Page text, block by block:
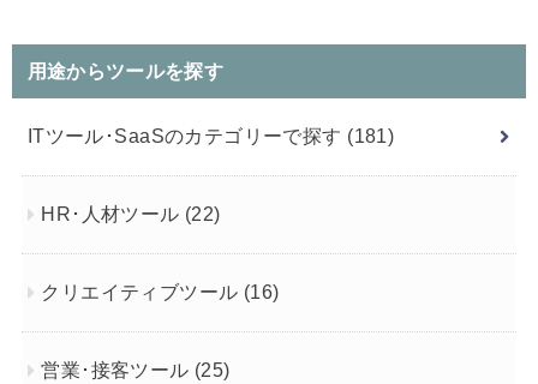
用途からツールを探す
ITツール･SaaSのカテゴリーで探す (181)
HR･人材ツール (22)
クリエイティブツール (16)
営業･接客ツール (25)